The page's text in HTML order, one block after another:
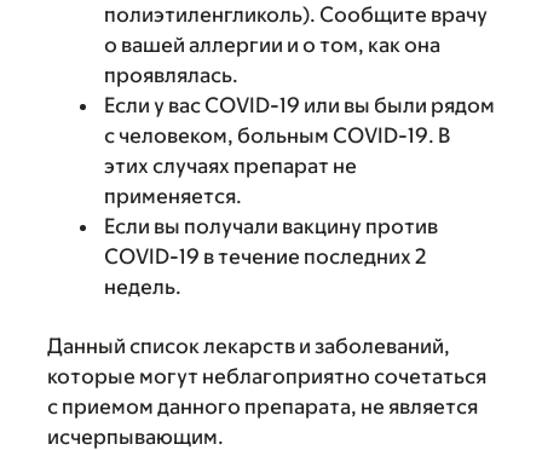
полиэтиленгликоль). Сообщите врачу
о вашей аллергии и о том, как она
проявлялась.
Если у вас COVID-19 или вы были рядом
с человеком, больным COVID-19. В
этих случаях препарат не
применяется.
Если вы получали вакцину против
COVID-19 в течение последних 2
недель.
Данный список лекарств и заболеваний,
которые могут неблагоприятно сочетаться
с приемом данного препарата, не является
исчерпывающим.